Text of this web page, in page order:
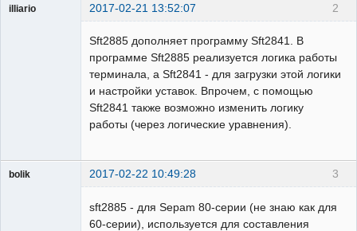
2
illiario 2017-02-21 13:52:07
Sft2885 дополняет программу Sft2841. В
программе Sft2885 реализуется логика работы
терминала, а Sft2841 - для загрузки этой логики
и настройки уставок. Впрочем, с помощью
Sft2841 также возможно изменить логику
работы (через логические уравнения).
3
bolik 2017-02-22 10:49:28
sft2885 - для Sepam 80-серии (не знаю как для
60-серии), используется для составления